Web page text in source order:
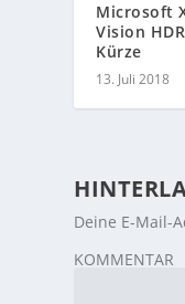
Microsoft
Vision
Kürze
13. Juli 2018
Deine E-Mail-
KOMMENTAR